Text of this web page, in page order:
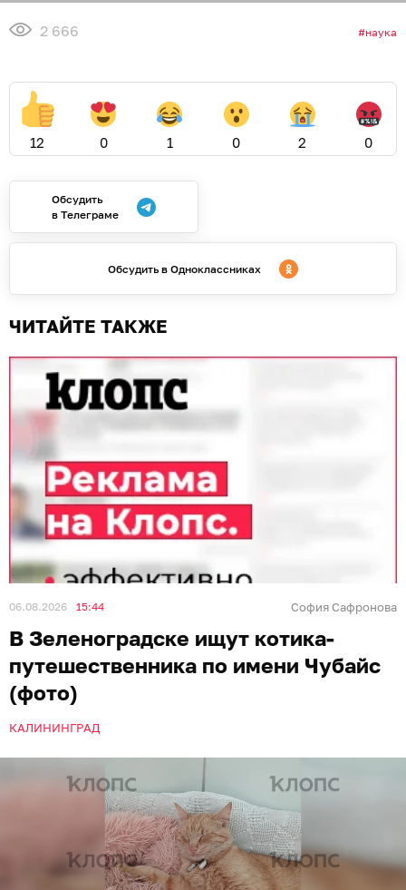
2 666 наука
12 0 1 0 2 0
Обсудить
в Телеграме
Обсудить в Одноклассниках
ЧИТАЙТЕ ТАКЖЕ
06.08.2026 15:44 София Сафронова
В Зеленоградске ищут котика-
путешественника по имени Чубайс
(фото)
КАЛИНИНГРАД